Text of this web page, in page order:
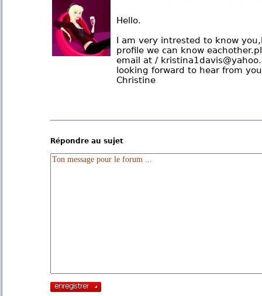
Hello.
I am very intrested to know
profile we can know
email at /
looking forward to hear from
Christine
Répondre au sujet